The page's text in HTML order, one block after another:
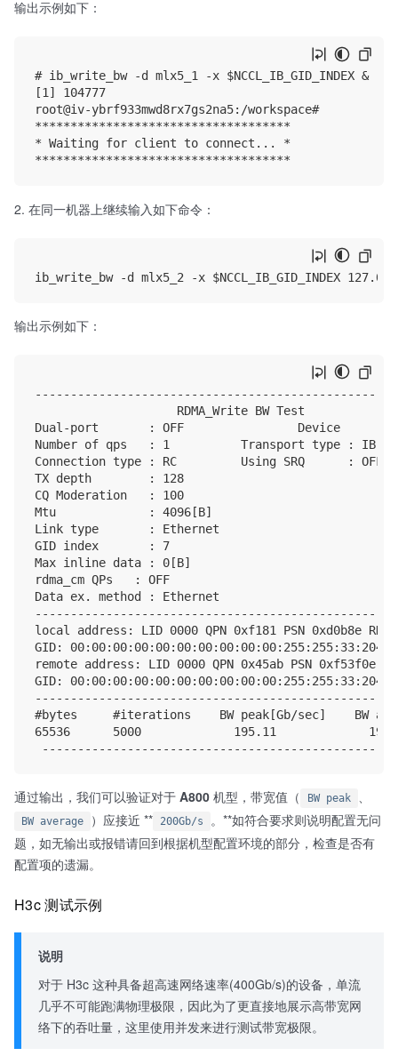
输出示例如下：
# ib_write_bw -d mlx5_1 -x $NCCL_IB_GID_INDEX &
[1] 104777
root@iv-ybrf933mwd8rx7gs2na5:/workspace#
************************************
* Waiting for client to connect... *
在同一机器上继续输入如下命令：
输出示例如下：
                    RDMA_Write BW Test
Dual-port       : OFF                Device
Number of qps   : 1          Transport type : IB
Connection type : RC         Using SRQ      : OFF
TX depth        : 128
CQ Moderation   : 100
Mtu             : 4096[B]
Link type       : Ethernet
GID index       : 7
Max inline data : 0[B]
rdma_cm QPs   : OFF
Data ex. method : Ethernet
local address: LID 0000 QPN 0xf181 PSN 0xd0b8e
GID:
remote address: LID 0000 QPN 0x45ab PSN 0xf53f0e
GID:
#bytes     #iterations    BW peak[Gb/sec]    BW
65536      5000             195.11
通过输出，我们可以验证对于 A800 机型，带宽值（ BW peak 、
BW average ）应接近 ** 200Gb/s
。**如符合要求则说明配置无问
题，如无输出或报错请回到根据机型配置环境的部分，检查是否有
配置项的遗漏。
H3c 测试示例
说明
对于 H3c 这种具备超高速网络速率(400Gb/s)的设备，单流
几乎不可能跑满物理极限，因此为了更直接地展示高带宽网
络下的吞吐量，这里使用并发来进行测试带宽极限。